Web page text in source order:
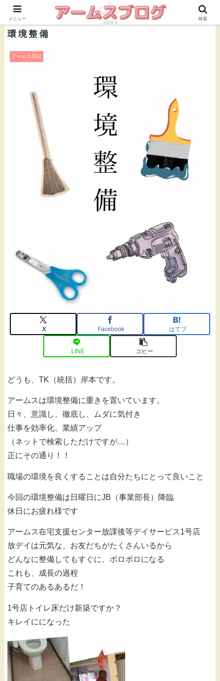
株式会社ＡＲＭ’Ｓ 公式ブログ
環境整備
アームス日記
X Facebook はてブ
LINE コピー
どうも、TK（統括）岸本です。
アームスは環境整備に重きを置いています。
日々、意識し、徹底し、ムダに気付き
仕事を効率化、業績アップ
（ネットで検索しただけですが…）
正にその通り！！
職場の環境を良くすることは自分たちにとって良いこと
今回の環境整備は日曜日にJB（事業部長）降臨
休日にお疲れ様です
アームス在宅支援センター放課後等デイサービス1号店
放デイは元気な、お友だちがたくさんいるから
どんなに整備してもすぐに、ボロボロになる
これも、成長の過程
子育てのあるあるだ！
1号店トイレ床だけ新築ですか？
キレイにになった
メニュー 検索